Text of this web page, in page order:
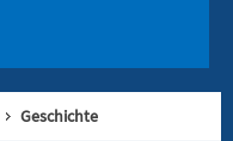
Geschichte